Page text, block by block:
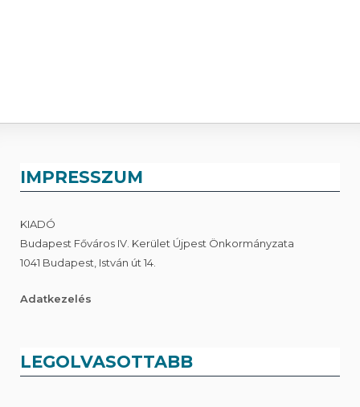
IMPRESSZUM
KIADÓ
Budapest Főváros IV. Kerület Újpest Önkormányzata
1041 Budapest, István út 14.
Adatkezelés
LEGOLVASOTTABB